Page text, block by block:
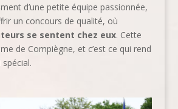
d’une petite équipe passionnée,
un concours de qualité, où
se sentent chez eux. Cette
de Compiègne, et c’est ce qui rend